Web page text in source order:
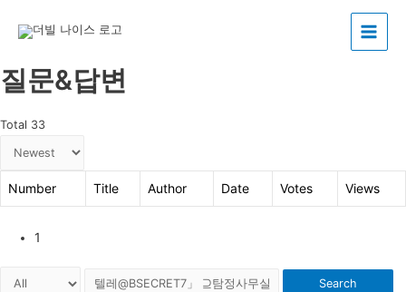
Main
질문&답변
Total 33
Number Title Author Date Votes Views
1
Search